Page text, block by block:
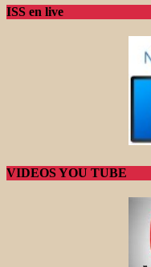
ISS en live
VIDEOS YOU TUBE